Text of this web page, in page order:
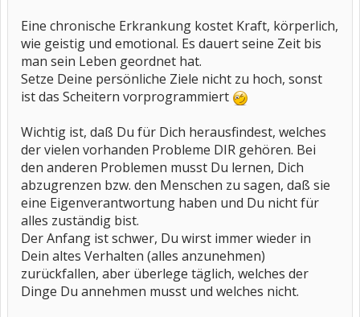
Eine chronische Erkrankung kostet Kraft, körperlich,
wie geistig und emotional. Es dauert seine Zeit bis
man sein Leben geordnet hat.
Setze Deine persönliche Ziele nicht zu hoch, sonst
ist das Scheitern vorprogrammiert
Wichtig ist, daß Du für Dich herausfindest, welches
der vielen vorhanden Probleme DIR gehören. Bei
den anderen Problemen musst Du lernen, Dich
abzugrenzen bzw. den Menschen zu sagen, daß sie
eine Eigenverantwortung haben und Du nicht für
alles zuständig bist.
Der Anfang ist schwer, Du wirst immer wieder in
Dein altes Verhalten (alles anzunehmen)
zurückfallen, aber überlege täglich, welches der
Dinge Du annehmen musst und welches nicht.